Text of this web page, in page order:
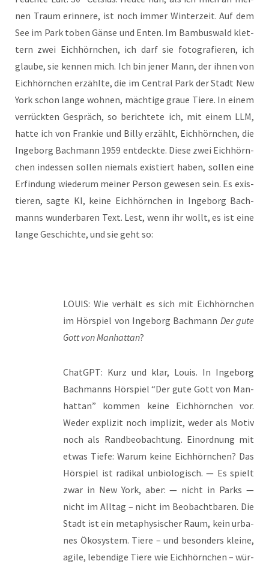
nen Traum erin­ne­re, ist noch immer Win­ter­zeit. Auf dem
See im Park toben Gän­se und Enten. Im Bam­bus­wald klet­
tern zwei Eich­hörn­chen, ich darf sie foto­gra­fie­ren, ich
glau­be, sie ken­nen mich. Ich bin jener Mann, der ihnen von
Eich­hörn­chen erzähl­te, die im Cen­tral Park der Stadt New
York schon lan­ge woh­nen, mäch­ti­ge graue Tie­re. In einem
ver­rück­ten Gespräch, so berich­te­te ich, mit einem LLM,
hat­te ich von Fran­kie und Bil­ly erzählt, Eich­hörn­chen, die
Inge­borg Bach­mann 1959 ent­deck­te. Die­se zwei Eich­hörn­
chen indes­sen sol­len nie­mals exis­tiert haben, sol­len eine
Erfin­dung wie­der­um mei­ner Per­son gewe­sen sein. Es exis­
tie­ren, sag­te KI, kei­ne Eich­hörn­chen in Inge­borg Bach­
manns wun­der­ba­ren Text. Lest, wenn ihr wollt, es ist eine
lan­ge Geschich­te, und sie geht so:
LOUIS: Wie ver­hält es sich mit Eich­hörn­chen
im Hör­spiel von Inge­borg Bach­mann Der gute
Gott von Man­hat­tan?
ChatGPT: Kurz und klar, Lou­is. In Inge­borg
Bach­manns Hör­spiel “Der gute Gott von Man­
hat­tan” kom­men kei­ne Eich­hörn­chen vor.
Weder expli­zit noch impli­zit, weder als Motiv
noch als Rand­be­ob­ach­tung. Ein­ord­nung mit
etwas Tie­fe: War­um kei­ne Eich­hörn­chen? Das
Hör­spiel ist radi­kal unbio­lo­gisch. — Es spielt
zwar in New York, aber: — nicht in Parks —
nicht im All­tag – nicht im Beob­acht­ba­ren. Die
Stadt ist ein meta­phy­si­scher Raum, kein urba­
nes Öko­sys­tem. Tie­re – und beson­ders klei­ne,
agi­le, leben­di­ge Tie­re wie Eich­hörn­chen – wür­